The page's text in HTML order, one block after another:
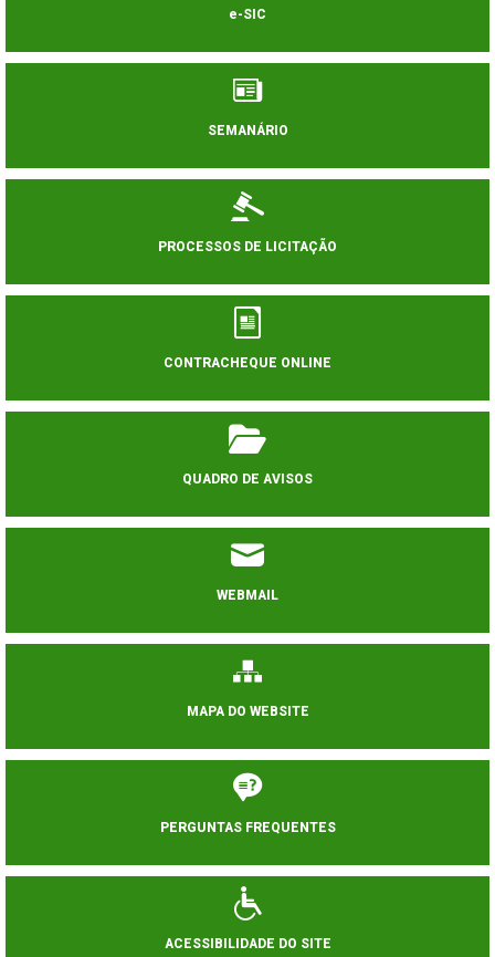
e-SIC
SEMANÁRIO
PROCESSOS DE LICITAÇÃO
CONTRACHEQUE ONLINE
QUADRO DE AVISOS
WEBMAIL
MAPA DO WEBSITE
PERGUNTAS FREQUENTES
ACESSIBILIDADE DO SITE